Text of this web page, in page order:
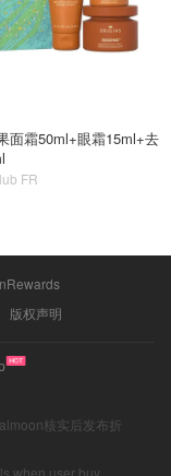
记忆里已经不只
的一个特殊符号。
任何升级防疫措
统相比2020年已
是防护流程，都
之后，英国对于输
不一样了。
面霜50ml+眼霜15ml+去
FR
版权声明
核实后发布折
when user buy